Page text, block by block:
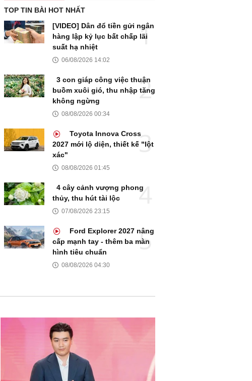
TOP TIN BÀI HOT NHẤT
[VIDEO] Dân đổ tiền gửi ngân
hàng lập kỷ lục bất chấp lãi
suất hạ nhiệt
06/08/2026 14:02
3 con giáp công việc thuận
buồm xuôi gió, thu nhập tăng
không ngừng
08/08/2026 00:34
Toyota Innova Cross
2027 mới lộ diện, thiết kế "lột
xác"
08/08/2026 01:45
4 cây cảnh vượng phong
thủy, thu hút tài lộc
07/08/2026 23:15
Ford Explorer 2027 nâng
cấp mạnh tay - thêm ba màn
hình tiêu chuẩn
08/08/2026 04:30